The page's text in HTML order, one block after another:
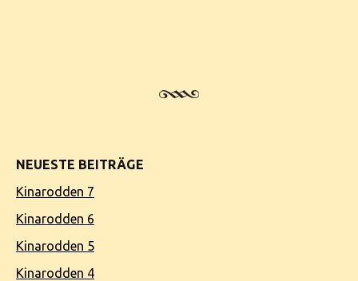
NEUESTE BEITRÄGE
Kinarodden 7
Kinarodden 6
Kinarodden 5
Kinarodden 4